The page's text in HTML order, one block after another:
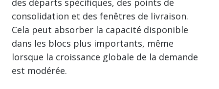
consolidation et des fenêtres de livraison.
Cela peut absorber la capacité disponible
dans les blocs plus importants, même
lorsque la croissance globale de la demande
est modérée.